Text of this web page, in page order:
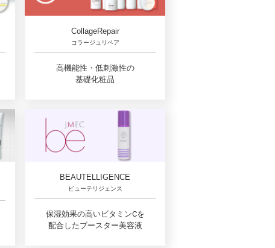
CollageRepair
コラージュリペア
高機能性・低刺激性の
基礎化粧品
BEAUTELLIGENCE
ビューテリジェンス
保湿効果の高いビタミンCを
配合したブースター美容液